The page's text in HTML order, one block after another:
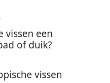
vissen een
of duik?
vissen